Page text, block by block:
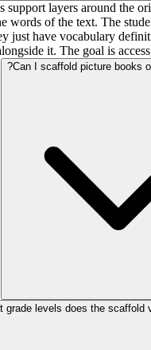
support layers around the
words of the text. The
just have vocabulary
it. The goal is
Can I scaffold picture books
grade levels does the scaffold